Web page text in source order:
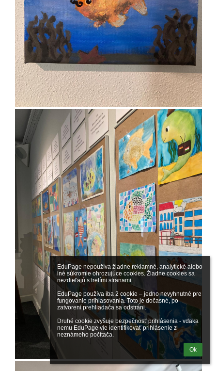
EduPage nepoužíva žiadne reklamné, analytické alebo
iné súkromie ohrozujúce cookies. Žiadne cookies sa
nezdieľajú s tretími stranami.
EduPage používa iba 2 cookie – jedno nevyhnutné pre
fungovanie prihlasovania. Toto je dočasné, po
zatvorení prehliadača sa odstráni.
Druhé cookie zvyšuje bezpečnosť prihlásenia - vďaka
nemu EduPage vie identifikovať prihlásenie z
neznámeho počítača.
Ok